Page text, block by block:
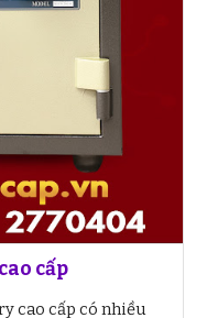
cấp
cao cấp có nhiều